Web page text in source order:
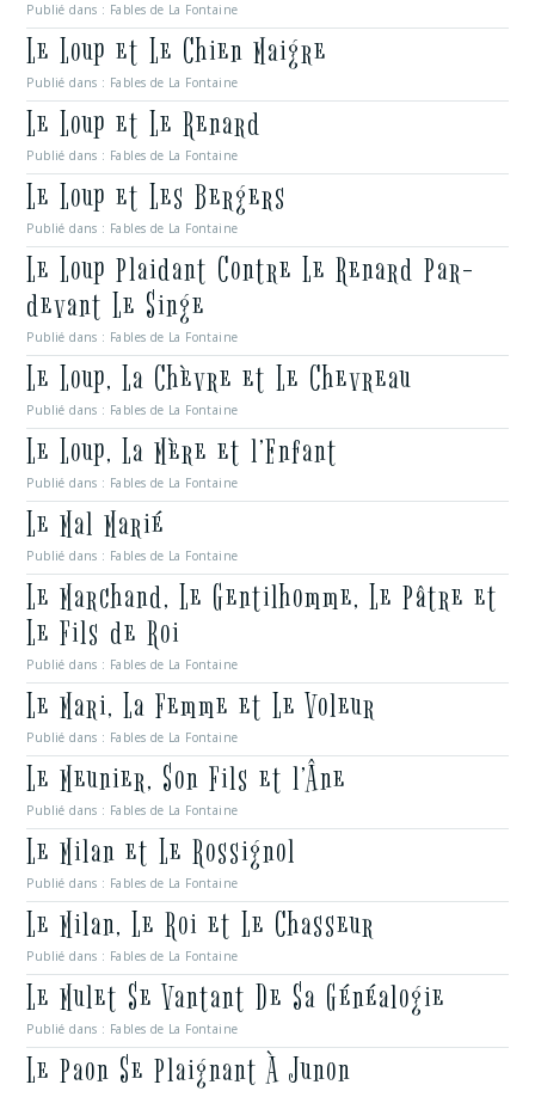
Publié dans : Fables de La Fontaine
Le Loup et Le Chien Maigre
Publié dans : Fables de La Fontaine
Le Loup et Le Renard
Publié dans : Fables de La Fontaine
Le Loup et Les Bergers
Publié dans : Fables de La Fontaine
Le Loup Plaidant Contre Le Renard Par-
devant Le Singe
Publié dans : Fables de La Fontaine
Le Loup, La Chèvre et Le Chevreau
Publié dans : Fables de La Fontaine
Le Loup, La Mère et l’Enfant
Publié dans : Fables de La Fontaine
Le Mal Marié
Publié dans : Fables de La Fontaine
Le Marchand, Le Gentilhomme, Le Pâtre et
Le Fils de Roi
Publié dans : Fables de La Fontaine
Le Mari, La Femme et Le Voleur
Publié dans : Fables de La Fontaine
Le Meunier, Son Fils et l’Âne
Publié dans : Fables de La Fontaine
Le Milan et Le Rossignol
Publié dans : Fables de La Fontaine
Le Milan, Le Roi et Le Chasseur
Publié dans : Fables de La Fontaine
Le Mulet Se Vantant De Sa Généalogie
Publié dans : Fables de La Fontaine
Le Paon Se Plaignant À Junon